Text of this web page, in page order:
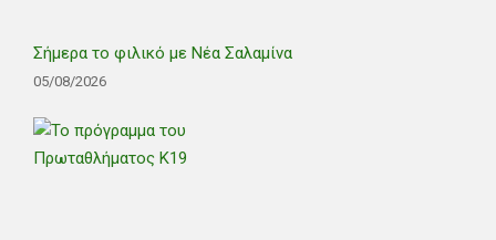
Σήμερα το φιλικό με Νέα Σαλαμίνα
05/08/2026